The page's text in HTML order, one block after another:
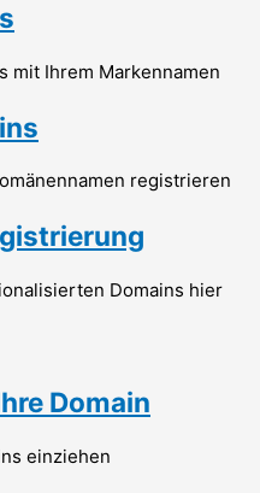
mit Ihrem Markennamen
registrieren
Domains hier
Domain
einziehen